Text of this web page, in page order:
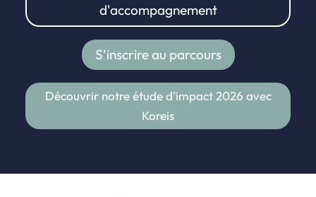
d'accompagnement
S'inscrire au parcours
Découvrir notre étude d’impact 2026 avec
Koreis